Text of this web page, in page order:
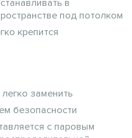
в
под потолком
крепится
заменить
безопасности
с паровым